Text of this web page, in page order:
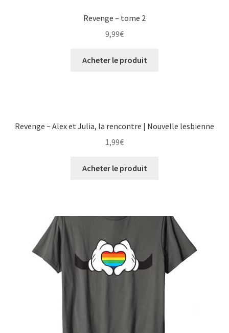
Revenge – tome 2
9,99€
Acheter le produit
Revenge ~ Alex et Julia, la rencontre | Nouvelle lesbienne
1,99€
Acheter le produit